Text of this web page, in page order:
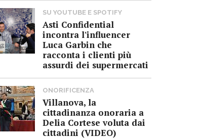
SU YOUTUBE E SPOTIFY
Asti Confidential
incontra l'influencer
Luca Garbin che
racconta i clienti più
assurdi dei supermercati
ONORIFICENZA
Villanova, la
cittadinanza onoraria a
Delia Cortese voluta dai
cittadini (VIDEO)